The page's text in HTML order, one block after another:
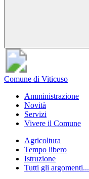
Comune di Viticuso
Amministrazione
Novità
Servizi
Vivere il Comune
Agricoltura
Tempo libero
Istruzione
Tutti gli argomenti...